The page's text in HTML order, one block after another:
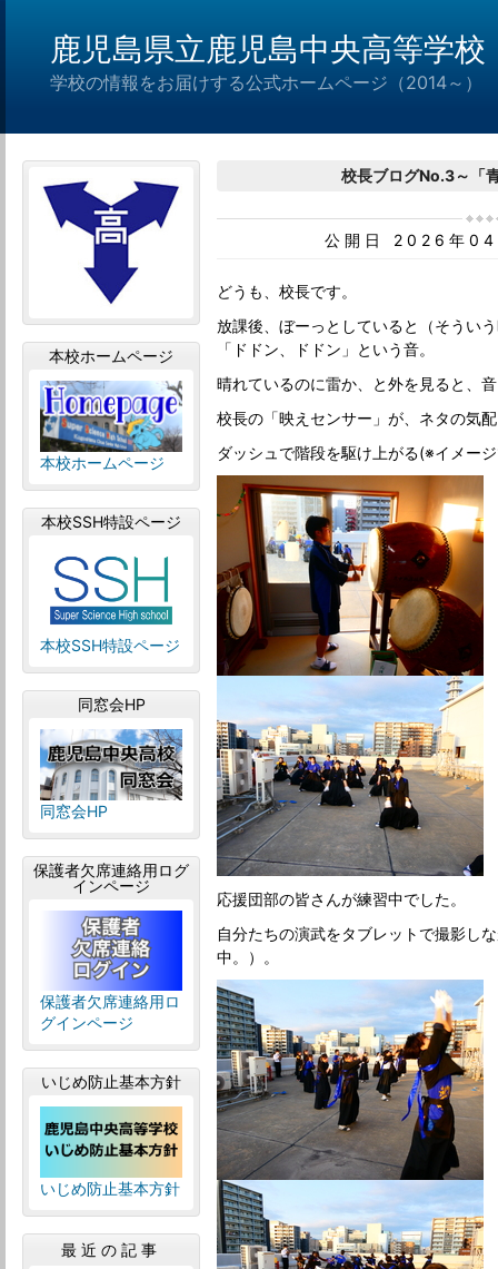
鹿児島県立鹿児島中央高等学校
学校の情報をお届けする公式ホームページ（2014～）
校長ブログNo.3～「
公開日 2026年
どうも、校長です。
放課後、ぼーっとしていると（そうい
「ドドン、ドドン」という音。
晴れているのに雷か、と外を見ると、
校長の「映えセンサー」が、ネタの気
ダッシュで階段を駆け上がる(※イメー
応援団部の皆さんが練習中でした。
自分たちの演武をタブレットで撮影し
中。）。
本校ホームページ
本校ホームページ
本校SSH特設ページ
本校SSH特設ページ
同窓会HP
同窓会HP
保護者欠席連絡用ログ
インページ
保護者欠席連絡用ロ
グインページ
いじめ防止基本方針
いじめ防止基本方針
最近の記事